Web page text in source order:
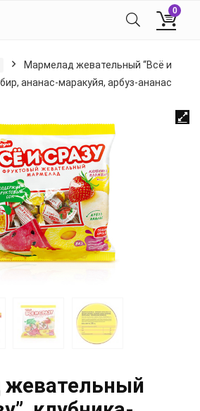
0
Мармелад жевательный “Всё и
ананас-маракуйя, арбуз-ананас